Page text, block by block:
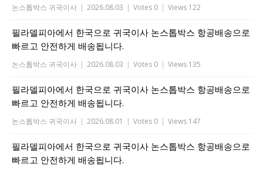
논스톱박스 귀국이사 | 2026.08.03 | Votes 0 | Views 122
필라델피아에서 한국으로 귀국이사 논스톱박스 항공배송으로
빠르고 안전하게 배송됩니다.
논스톱박스 귀국이사 | 2026.08.03 | Votes 0 | Views 135
필라델피아에서 한국으로 귀국이사 논스톱박스 항공배송으로
빠르고 안전하게 배송됩니다.
논스톱박스 귀국이사 | 2026.08.01 | Votes 0 | Views 147
필라델피아에서 한국으로 귀국이사 논스톱박스 항공배송으로
빠르고 안전하게 배송됩니다.